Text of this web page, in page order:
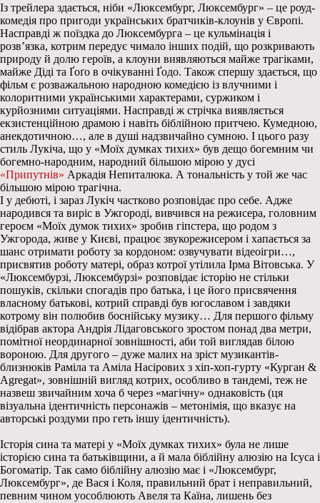
Із трейлера здається, ніби «Люксембург, Люксембург» – це роуд-
комедія про пригоди українських братчиків-клоунів у Європі.
Насправді ж поїздка до Люксембурга – це кульмінація і
розв’язка, котрим передує чимало інших подій, що розкривають
природу й долю героїв, а клоуни виявляються майже трагіками,
майже Діді та Ґоґо в очікуванні Ґодо. Також спершу здається, що
фільм є розважальною народною комедією із влучними і
колоритними українськими характерами, суржиком і
курйозними ситуаціями. Насправді ж стрічка виявляється
екзистенційною драмою і навіть біблійною притчею. Кумедною,
анекдотичною…, але в душі надзвичайно сумною. І цього разу
стиль Лукіча, що у «Моїх думках тихих» був дещо богемним чи
богемно-народним, народний більшою мірою у дусі
«Припутнів» Аркадія Непиталюка. А тональність у той же час
більшою мірою трагічна.
І у дебюті, і зараз Лукіч частково розповідає про себе. Адже
народився та виріс в Ужгороді, вивчився на режисера, головним
героєм «Моїх думок тихих» зробив гіпстера, що родом з
Ужгорода, живе у Києві, працює звукорежисером і хапається за
шанс отримати роботу за кордоном: озвучувати відеоігри…,
присвятив роботу матері, образ котрої утілила Ірма Вітовська. У
«Люксембурзі, Люксембурзі» розповідає історію не стільки
пошуків, скільки спогадів про батька, і це його присвячення
власному батькові, котрий справді був югославом і завдяки
котрому він полюбив боснійську музику… Для першого фільму
відібрав актора Андрія Лідаговського зростом понад два метри,
помітної неординарної зовнішності, аби той виглядав білою
вороною. Для другого – дуже малих на зріст музикантів-
близнюків Раміла та Аміла Насірових з хіп-хоп-гурту «Курган &
Agregat», зовнішній вигляд котрих, особливо в тандемі, теж не
назвеш звичайним хоча б через «магічну» однаковість (ця
візуальна ідентичність персонажів – метонімія, що вказує на
авторські роздуми про геть іншу ідентичність).
Історія сина та матері у «Моїх думках тихих» була не лише
історією сина та батьківщини, а й мала біблійну алюзію на Ісуса і
Богоматір. Так само біблійну алюзію має і «Люксембург,
Люксембург», де Вася і Коля, правильний брат і неправильний,
певним чином уособлюють Авеля та Каїна, лишень без